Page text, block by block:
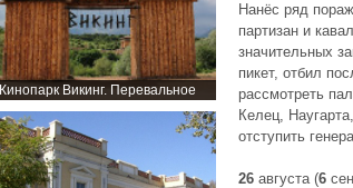
Кинопарк Викинг. Перевальное
Нанёс ряд
партизан и
значительных
пикет, отбил
рассмотреть
Келец,
отступить
26 августа (6